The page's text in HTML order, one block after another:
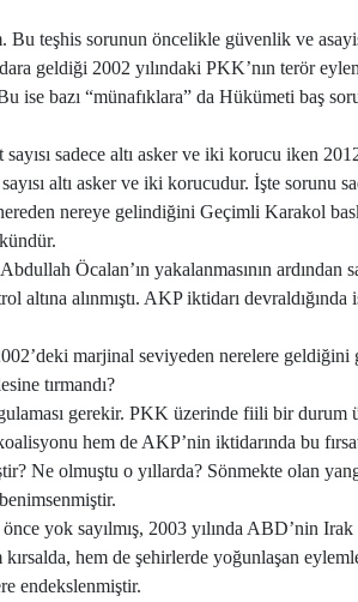
teşhis sorunun öncelikle güvenlik ve
geldiği 2002 yılındaki PKK’nın terör
ise bazı “münafıklara” da Hükümeti baş
sadece altı asker ve iki korucu iken
altı asker ve iki korucudur. İşte sorunu
nereye gelindiğini Geçimli Karakol
Öcalan’ın yakalanmasının ardından
alınmıştı. AKP iktidarı devraldığında
marjinal seviyeden nerelere geldiğini
tırmandı?
gerekir. PKK üzerinde fiili bir durum
hem de AKP’nin iktidarında bu
Ne olmuştu o yıllarda? Sönmekte olan
yok sayılmış, 2003 yılında ABD’nin
hem de şehirlerde yoğunlaşan
endekslenmiştir.